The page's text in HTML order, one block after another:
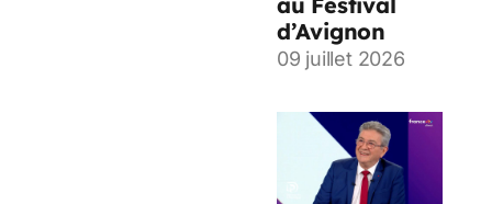
d’Avignon
09 juillet 2026